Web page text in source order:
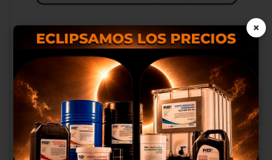
ADHESIVO AD/CO/EQ SJ 130789 AA
RB002499.0061
Nosotros utilizamos cookies
propias y de terceros para
proporcionarte una mejor
experiencia de compra, realizar
un análisis estadístico que nos
sirve para mejorar el servicio y
poder ofrecerte los mejores
×